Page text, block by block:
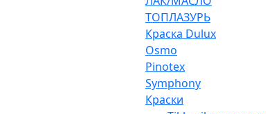
ТОПЛАЗУРЬ
Краска Dulux
Osmo
Pinotex
Symphony
Краски